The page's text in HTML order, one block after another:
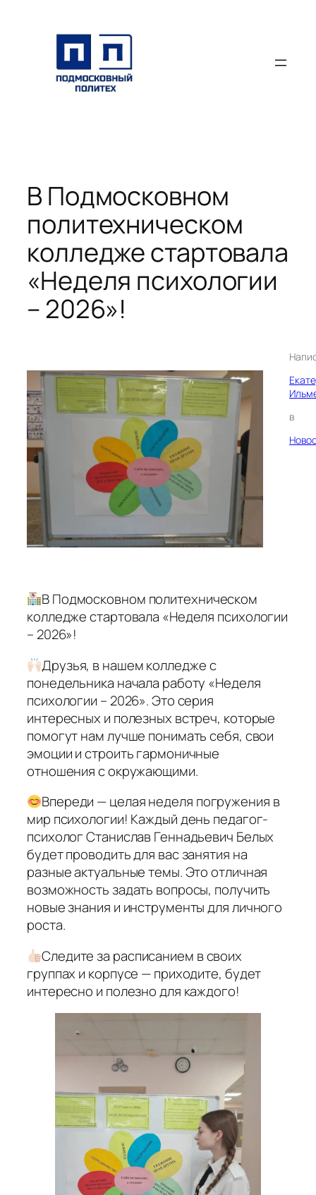
содержимому
В Подмосковном
политехническом
колледже стартовала
«Неделя психологии
– 2026»!
в
В Подмосковном политехническом
колледже стартовала «Неделя психологии
– 2026»!
Друзья, в нашем колледже с
понедельника начала работу «Неделя
психологии – 2026». Это серия
интересных и полезных встреч, которые
помогут нам лучше понимать себя, свои
эмоции и строить гармоничные
отношения с окружающими.
Впереди — целая неделя погружения в
мир психологии! Каждый день педагог-
психолог Станислав Геннадьевич Белых
будет проводить для вас занятия на
разные актуальные темы. Это отличная
возможность задать вопросы, получить
новые знания и инструменты для личного
роста.
Следите за расписанием в своих
группах и корпусе — приходите, будет
интересно и полезно для каждого!